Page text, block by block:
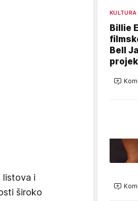
listova i
široko
KULTURA
Billie
Bell